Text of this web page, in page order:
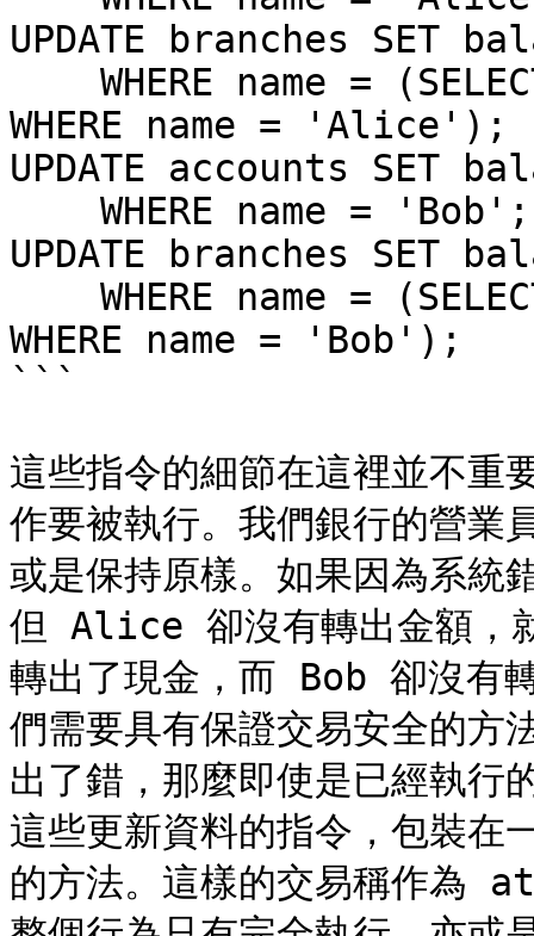
UPDATE branches SET
WHERE name = 'Alice');
UPDATE accounts SET
UPDATE branches SET
WHERE name = 'Bob');
```
這些指令的細節在這裡並不重
作要被執行。我們銀行的營業
或是保持原樣。如果因為系
但 Alice 卻沒有轉出金額，
轉出了現金，而 Bob 卻沒有
們需要具有保證交易安全的方
出了錯，那麼即使是已經執行
這些更新資料的指令，包裝在
的方法。這樣的交易稱作為